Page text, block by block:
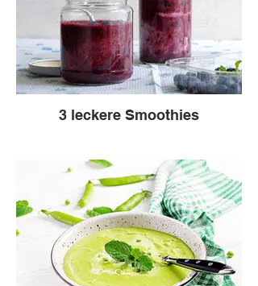
3 leckere Smoothies